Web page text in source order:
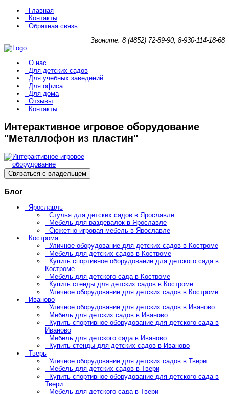
Главная
Контакты
Обратная связь
Звоните: 8 (4852) 72-89-90, 8-930-114-18-68
О нас
Для детских садов
Для учебных заведений
Для офиса
Для дома
Отзывы
Контакты
Интерактивное игровое оборудование
"Металлофон из пластин"
Связаться с владельцем
Блог
Ярославль
Стулья для детских садов в Ярославле
Мебель для раздевалок в Ярославле
Сюжетно-игровая мебель в Ярославле
Кострома
Уличное оборудование для детских садов в Костроме
Мебель для детских садов в Костроме
Купить спортивное оборудование для детского сада в
Костроме
Мебель для детского сада в Костроме
Купить стенды для детских садов в Костроме
Уличное оборудование для детских садов в Костроме
Иваново
Уличное оборудование для детских садов в Иваново
Мебель для детских садов в Иваново
Купить спортивное оборудование для детского сада в
Иваново
Мебель для детского сада в Иваново
Купить стенды для детских садов в Иваново
Тверь
Уличное оборудование для детских садов в Твери
Мебель для детских садов в Твери
Купить спортивное оборудование для детского сада в
Твери
Мебель для детского сада в Твери